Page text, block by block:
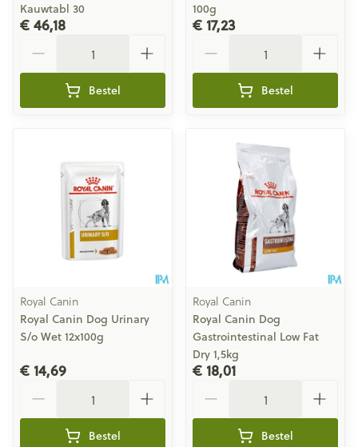
Kauwtabl 30
€ 46,18
Bestel
100g
€ 17,23
Bestel
Royal Canin
Royal Canin Dog Urinary
S/o Wet 12x100g
€ 14,69
Bestel
Royal Canin
Royal Canin Dog
Gastrointestinal Low Fat
Dry 1,5kg
€ 18,01
Bestel